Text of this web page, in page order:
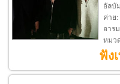
อัลบั
ค่าย:
อาร
หมว
ฟัง